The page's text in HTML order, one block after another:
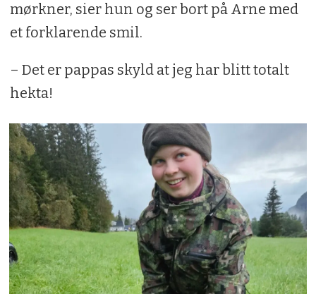
mørkner, sier hun og ser bort på Arne med
et forklarende smil.
– Det er pappas skyld at jeg har blitt totalt
hekta!